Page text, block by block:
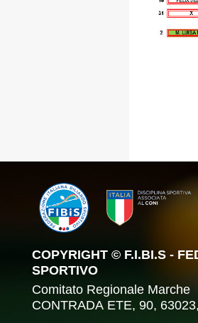
COPYRIGHT © F.I.BI.S -
SPORTIVO
Comitato Regionale Marche
CONTRADA ETE, 90,